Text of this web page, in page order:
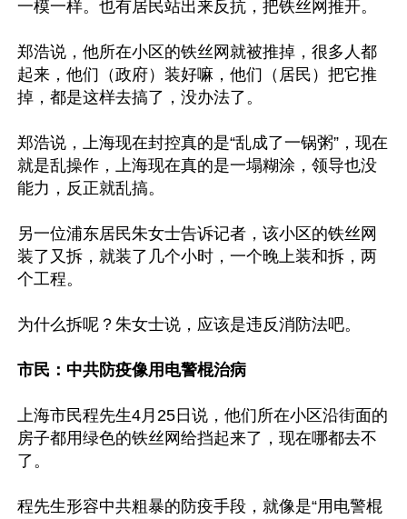
一模一样。也有居民站出来反抗，把铁丝网推开。
郑浩说，他所在小区的铁丝网就被推掉，很多人都
起来，他们（政府）装好嘛，他们（居民）把它推
掉，都是这样去搞了，没办法了。
郑浩说，上海现在封控真的是“乱成了一锅粥”，现在
就是乱操作，上海现在真的是一塌糊涂，领导也没
能力，反正就乱搞。
另一位浦东居民朱女士告诉记者，该小区的铁丝网
装了又拆，就装了几个小时，一个晚上装和拆，两
个工程。
为什么拆呢？朱女士说，应该是违反消防法吧。
市民：中共防疫像用电警棍治病
上海市民程先生4月25日说，他们所在小区沿街面的
房子都用绿色的铁丝网给挡起来了，现在哪都去不
了。
程先生形容中共粗暴的防疫手段，就像是“用电警棍